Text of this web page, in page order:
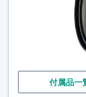
付属品一